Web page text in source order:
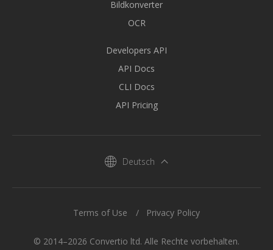
Bildkonverter
OCR
Developers API
API Docs
CLI Docs
API Pricing
Deutsch
© 2014–2026 Convertio ltd. Alle Rechte vorbehalten.
Terms of Use Privacy Policy